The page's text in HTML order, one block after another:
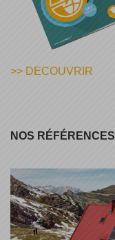
>> DECOUVRIR
NOS RÉFÉRENCES